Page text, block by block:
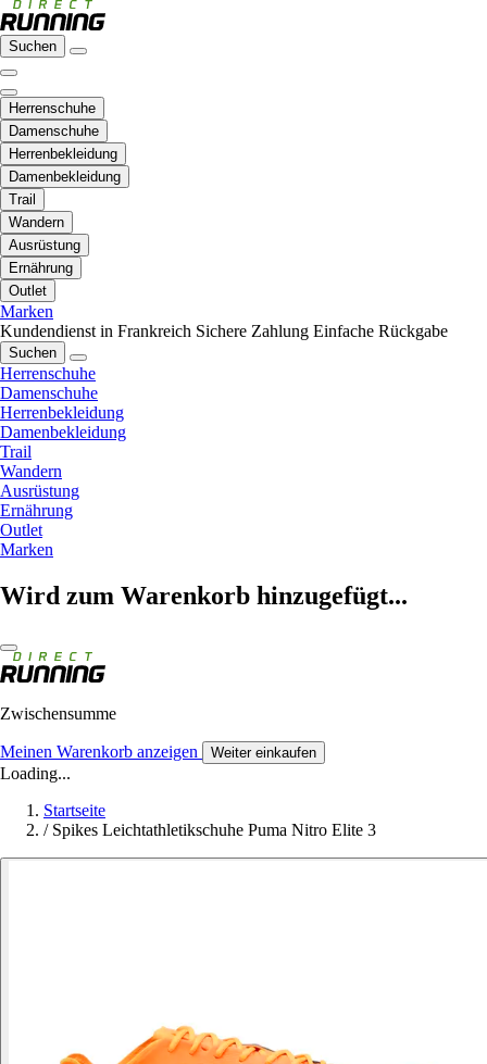
Suchen
Herrenschuhe
Damenschuhe
Herrenbekleidung
Damenbekleidung
Trail
Wandern
Ausrüstung
Ernährung
Outlet
Marken
Kundendienst in Frankreich Sichere Zahlung Einfache Rückgabe
Suchen
Herrenschuhe
Damenschuhe
Herrenbekleidung
Damenbekleidung
Trail
Wandern
Ausrüstung
Ernährung
Outlet
Marken
Wird zum Warenkorb hinzugefügt...
Zwischensumme
Meinen Warenkorb anzeigen Weiter einkaufen
Loading...
Startseite
/ Spikes Leichtathletikschuhe Puma Nitro Elite 3